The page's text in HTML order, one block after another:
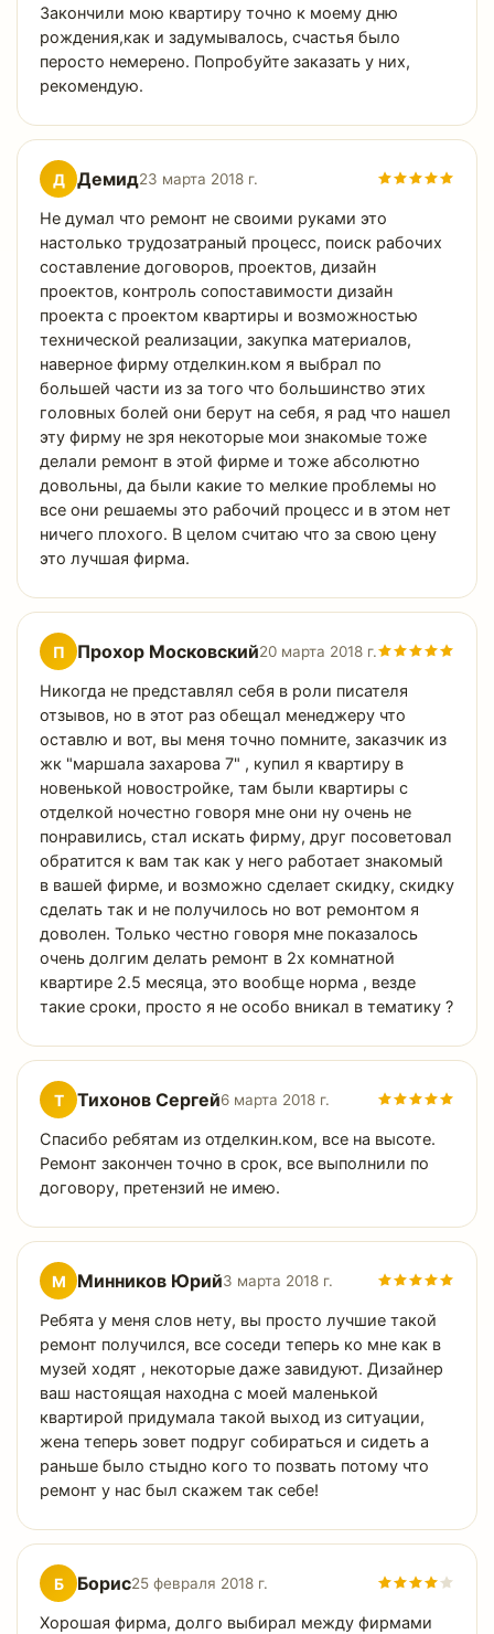
Закончили мою квартиру точно к моему дню
рождения,как и задумывалось, счастья было
перосто немерено. Попробуйте заказать у них,
рекомендую.
Д Демид23 марта 2018 г.
Не думал что ремонт не своими руками это
настолько трудозатраный процесс, поиск рабочих
составление договоров, проектов, дизайн
проектов, контроль сопоставимости дизайн
проекта с проектом квартиры и возможностью
технической реализации, закупка материалов,
наверное фирму отделкин.ком я выбрал по
большей части из за того что большинство этих
головных болей они берут на себя, я рад что нашел
эту фирму не зря некоторые мои знакомые тоже
делали ремонт в этой фирме и тоже абсолютно
довольны, да были какие то мелкие проблемы но
все они решаемы это рабочий процесс и в этом нет
ничего плохого. В целом считаю что за свою цену
это лучшая фирма.
П Прохор Московский20 марта 2018 г.
Никогда не представлял себя в роли писателя
отзывов, но в этот раз обещал менеджеру что
оставлю и вот, вы меня точно помните, заказчик из
жк "маршала захарова 7" , купил я квартиру в
новенькой новостройке, там были квартиры с
отделкой ночестно говоря мне они ну очень не
понравились, стал искать фирму, друг посоветовал
обратится к вам так как у него работает знакомый
в вашей фирме, и возможно сделает скидку, скидку
сделать так и не получилось но вот ремонтом я
доволен. Только честно говоря мне показалось
очень долгим делать ремонт в 2х комнатной
квартире 2.5 месяца, это вообще норма , везде
такие сроки, просто я не особо вникал в тематику ?
Т Тихонов Сергей6 марта 2018 г.
Спасибо ребятам из отделкин.ком, все на высоте.
Ремонт закончен точно в срок, все выполнили по
договору, претензий не имею.
М Минников Юрий3 марта 2018 г.
Ребята у меня слов нету, вы просто лучшие такой
ремонт получился, все соседи теперь ко мне как в
музей ходят , некоторые даже завидуют. Дизайнер
ваш настоящая находна с моей маленькой
квартирой придумала такой выход из ситуации,
жена теперь зовет подруг собираться и сидеть а
раньше было стыдно кого то позвать потому что
ремонт у нас был скажем так себе!
Б Борис25 февраля 2018 г.
Хорошая фирма, долго выбирал между фирмами